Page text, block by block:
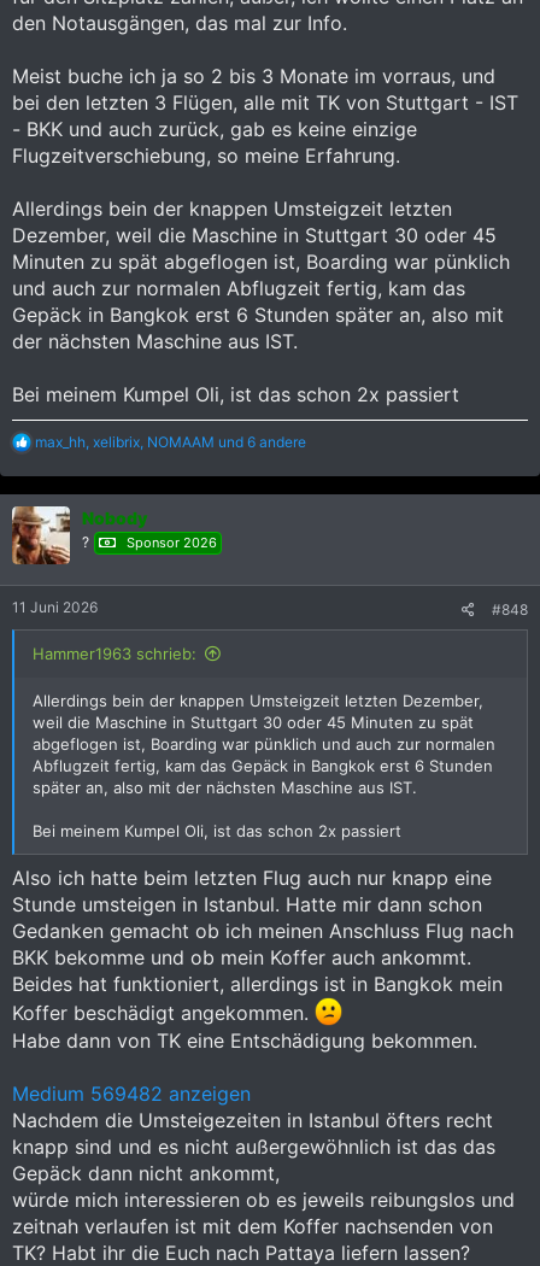
den Notausgängen, das mal zur Info.
Meist buche ich ja so 2 bis 3 Monate im vorraus, und
bei den letzten 3 Flügen, alle mit TK von Stuttgart - IST
- BKK und auch zurück, gab es keine einzige
Flugzeitverschiebung, so meine Erfahrung.
Allerdings bein der knappen Umsteigzeit letzten
Dezember, weil die Maschine in Stuttgart 30 oder 45
Minuten zu spät abgeflogen ist, Boarding war pünklich
und auch zur normalen Abflugzeit fertig, kam das
Gepäck in Bangkok erst 6 Stunden später an, also mit
der nächsten Maschine aus IST.
Bei meinem Kumpel Oli, ist das schon 2x passiert
R
a
k
t
i
o
n
:
max_hh, xelibrix, NOMAAM und 6 andere
Nobody
? Sponsor 2026
11 Juni 2026 #848
Hammer1963 schrieb:
Allerdings bein der knappen Umsteigzeit letzten Dezember,
weil die Maschine in Stuttgart 30 oder 45 Minuten zu spät
abgeflogen ist, Boarding war pünklich und auch zur normalen
Abflugzeit fertig, kam das Gepäck in Bangkok erst 6 Stunden
später an, also mit der nächsten Maschine aus IST.
Bei meinem Kumpel Oli, ist das schon 2x passiert
Also ich hatte beim letzten Flug auch nur knapp eine
Stunde umsteigen in Istanbul. Hatte mir dann schon
Gedanken gemacht ob ich meinen Anschluss Flug nach
BKK bekomme und ob mein Koffer auch ankommt.
Beides hat funktioniert, allerdings ist in Bangkok mein
Koffer beschädigt angekommen.
Habe dann von TK eine Entschädigung bekommen.
Medium 569482 anzeigen
Nachdem die Umsteigezeiten in Istanbul öfters recht
knapp sind und es nicht außergewöhnlich ist das das
Gepäck dann nicht ankommt,
würde mich interessieren ob es jeweils reibungslos und
zeitnah verlaufen ist mit dem Koffer nachsenden von
TK? Habt ihr die Euch nach Pattaya liefern lassen?